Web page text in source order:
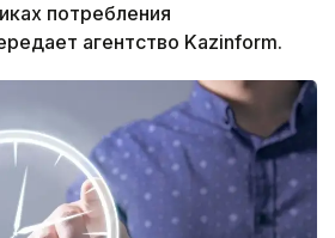
потребления
агентство Kazinform.